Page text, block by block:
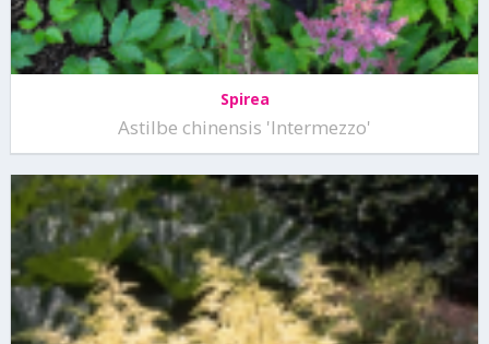
Spirea
Astilbe chinensis 'Intermezzo'